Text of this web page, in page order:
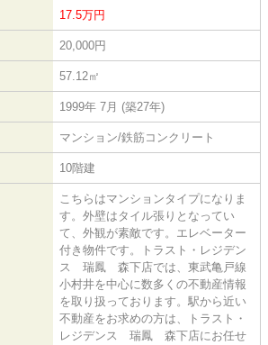
17.5万円
20,000円
57.12㎡
1999年 7月 (築27年)
マンション/鉄筋コンクリート
10階建
こちらはマンションタイプになりま
す。外壁はタイル張りとなってい
て、外観が素敵です。エレベーター
付き物件です。トラスト・レジデン
ス 瑞鳳 森下店では、東武亀戸線
小村井を中心に数多くの不動産情報
を取り扱っております。駅から近い
不動産をお求めの方は、トラスト・
レジデンス 瑞鳳 森下店にお任せ